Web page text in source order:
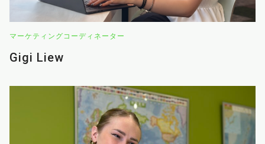
マーケティングコーディネーター
Gigi Liew